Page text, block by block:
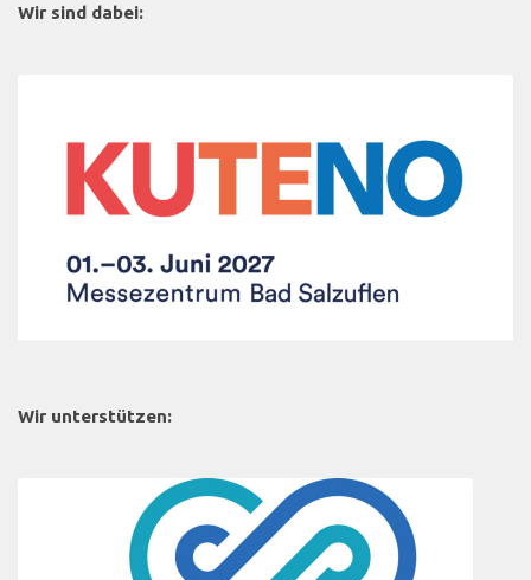
Wir sind dabei:
Wir unterstützen: